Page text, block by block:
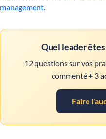
management
Quel leader
12 questions sur vos
commenté + 3
Faire